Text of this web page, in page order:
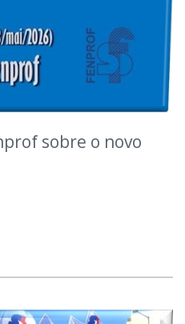
sobre o novo